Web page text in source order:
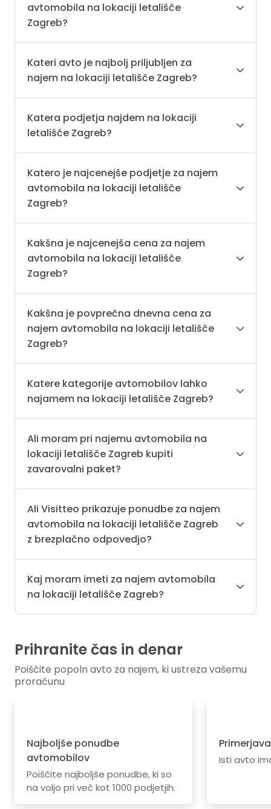
avtomobila na lokaciji letališče
Zagreb?
Kateri avto je najbolj priljubljen za
najem na lokaciji letališče Zagreb?
Katera podjetja najdem na lokaciji
letališče Zagreb?
Katero je najcenejše podjetje za najem
avtomobila na lokaciji letališče
Zagreb?
Kakšna je najcenejša cena za najem
avtomobila na lokaciji letališče
Zagreb?
Kakšna je povprečna dnevna cena za
najem avtomobila na lokaciji letališče
Zagreb?
Katere kategorije avtomobilov lahko
najamem na lokaciji letališče Zagreb?
Ali moram pri najemu avtomobila na
lokaciji letališče Zagreb kupiti
zavarovalni paket?
Ali Visitteo prikazuje ponudbe za najem
avtomobila na lokaciji letališče Zagreb
z brezplačno odpovedjo?
Kaj moram imeti za najem avtomobila
na lokaciji letališče Zagreb?
Prihranite čas in denar
Poiščite popoln avto za najem, ki ustreza vašemu
proračunu
Najboljše ponudbe
avtomobilov
Poiščite najboljše ponudbe, ki so
na voljo pri več kot 1000 podjetjih.
Isti avto